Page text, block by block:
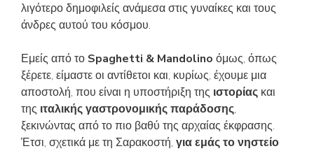
λιγότερο δημοφιλείς ανάμεσα στις γυναίκες και τους
άνδρες αυτού του κόσμου.
Εμείς από το Spaghetti & Mandolino όμως, όπως
ξέρετε, είμαστε οι αντίθετοι και, κυρίως, έχουμε μια
αποστολή, που είναι η υποστήριξη της ιστορίας και
της ιταλικής γαστρονομικής παράδοσης,
ξεκινώντας από το πιο βαθύ της αρχαίας έκφρασης.
Έτσι, σχετικά με τη Σαρακοστή, για εμάς το νηστείο